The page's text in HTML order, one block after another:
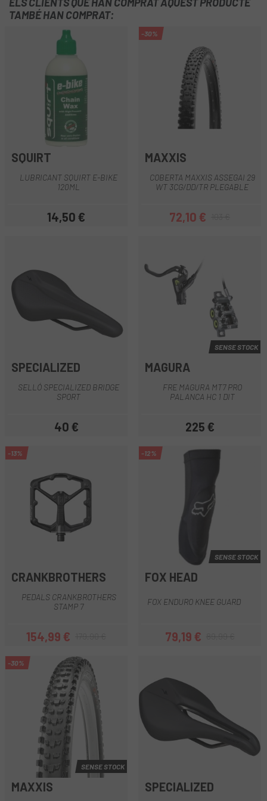
TAMBÉ HAN COMPRAT:
SQUIRT
LUBRICANT SQUIRT E-BIKE
120ML
Preu
14,50 €
-30%
MAXXIS
COBERTA MAXXIS ASSEGAI 29
WT 3CG/DD/TR PLEGABLE
Preu
72,10 €Preu regular
SPECIALIZED
SELLÓ SPECIALIZED BRIDGE
SPORT
Preu
40 €
SENSE STOCK
MAGURA
FRE MAGURA MT7 PRO
PALANCA HC 1 DIT
Preu
225 €
-13%
CRANKBROTHERS
PEDALS CRANKBROTHERS
STAMP 7
Preu
154,99 €Preu regular
-12%
SENSE STOCK
FOX HEAD
FOX ENDURO KNEE GUARD
Preu
79,19 €Preu regular
-30%
SENSE STOCK
MAXXIS SPECIALIZED